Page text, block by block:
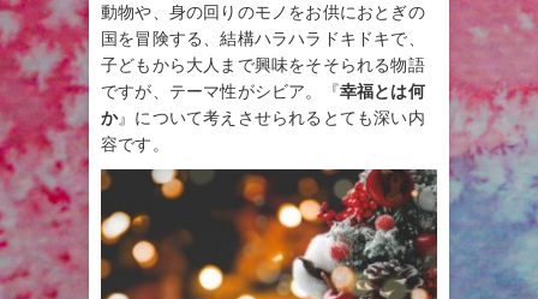
動物や、身の回りのモノをお供におとぎの
国を冒険する、結構ハラハラドキドキで、
子どもから大人まで興味をそそられる物語
ですが、テーマ性がシビア。『幸福とは何
か』について考えさせられるとても深い内
容です。